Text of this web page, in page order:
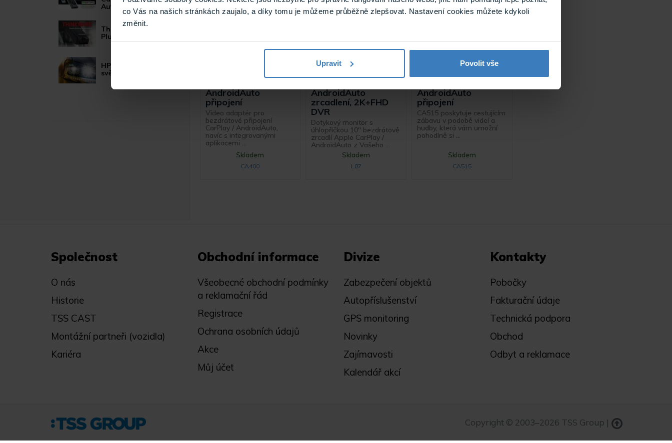
co Vás na našich stránkách zaujalo, a díky tomu je můžeme průběžně zlepšovat. Nastavení cookies můžete kdykoli
změnit.
Upravit Povolit vše
Auto moduly
Thinkware U1000
Plus
HP LED žárovky pro
světlomety
CA400 Video modul,
AndroidAuto
připojení
Video adaptér pro
bezdrátové připojení
CarPlay / AndroidAuto,
navíc s integrovanými
aplikacemi ...
Skladem
CA400
AndroidAuto
zrcadlení, 2K+FHD
DVR
Dotykový monitor s
úhlopříčkou 10" bezdrátově
zrcadlí Apple CarPlay /
AndroidAuto z Vašeho ...
Skladem
L07
AndroidAuto
připojení
CA515 poskytuje cestujícím
zábavu v podobě videí a
hudby, která vám umožní
pohodlně si ...
Skladem
CA515
Společnost
O nás
Historie
TSS CAST
Montážní partneři (vozidla)
Kariéra
Obchodní informace
Všeobecné obchodní podmínky
a reklamační řád
Registrace
Ochrana osobních údajů
Akce
Můj účet
Divize
Zabezpečení objektů
Autopříslušenství
GPS monitoring
Novinky
Zajímavosti
Kalendář akcí
Kontakty
Pobočky
Fakturační údaje
Technická podpora
Obchod
Odbyt a reklamace
Copyright © 2003–2026 TSS Group |